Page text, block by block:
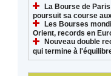
La Bourse de
poursuit sa course
Les Bourses
Orient, records en
Nouveau double
qui termine à